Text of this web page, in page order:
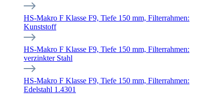
HS-Makro F Klasse F9, Tiefe 150 mm, Filterrahmen:
Kunststoff
HS-Makro F Klasse F9, Tiefe 150 mm, Filterrahmen:
verzinkter Stahl
HS-Makro F Klasse F9, Tiefe 150 mm, Filterrahmen:
Edelstahl 1.4301